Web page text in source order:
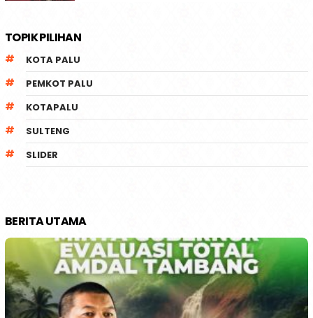
TOPIK PILIHAN
KOTA PALU
PEMKOT PALU
KOTAPALU
SULTENG
SLIDER
BERITA UTAMA